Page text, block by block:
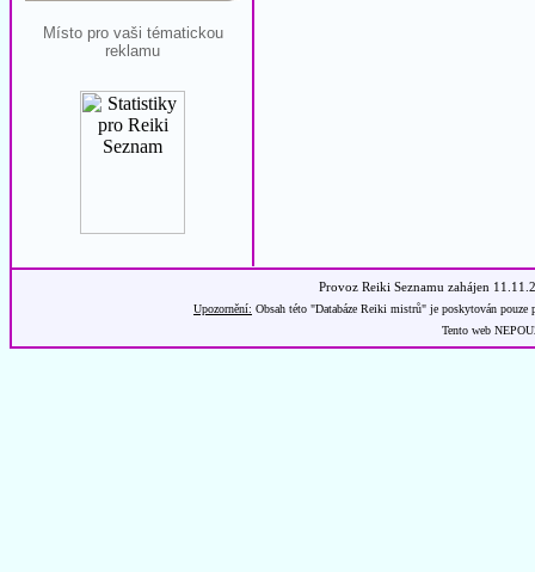
Místo pro vaši tématickou
reklamu
Provoz Reiki Seznamu zahájen
Upozornění: Obsah této "Databáze Reiki mistrů" je poskytován
Tento web